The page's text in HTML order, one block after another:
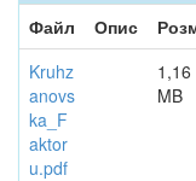
Файл
Опис
Kruhz
anovs
ka_F
aktor
u.pdf
1,16
MB